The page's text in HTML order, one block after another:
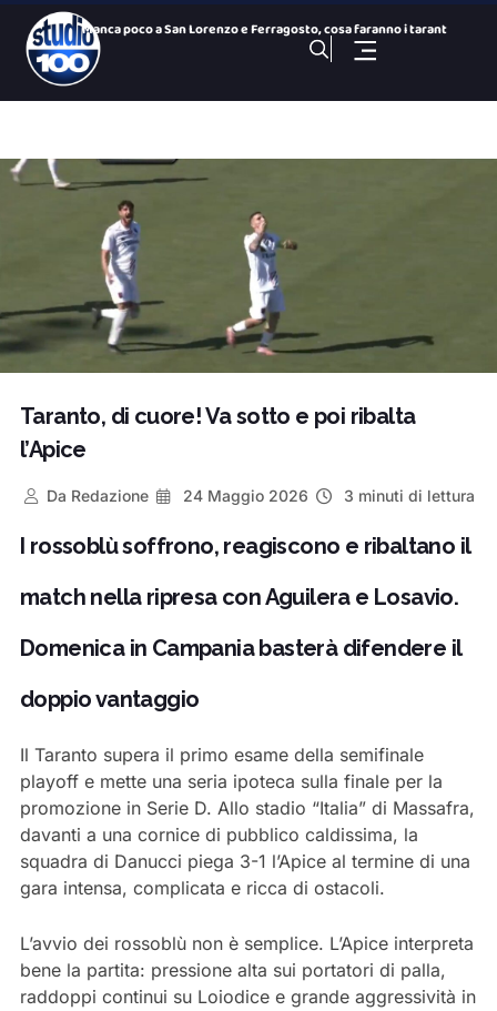
Manca poco a San Lorenzo e Ferragosto, cosa faranno i tarant
Blitz sulle spiagge di Manduria: sequestrati ombrelloni e at
Antiquariato in Valle d’Itria: un quarto di secolo di
Taranto, educatore ai domiciliari: accusato di violenza sess
Andrea a Decaro: “Perché tieni aperto il mostro?&#822
100 NOTIZIE, TG SPORTIVO DEL 9 Agosto 2026. Taranto calcio,
100 NOTIZIE, TG H 14:00 DEL 9 Agosto 2026. Ex Ilva, blitz su
Manduria, ancora un blitz sulle spiagge: via ombrelloni e se
Taranto, al rientro resta il nodo allenamenti: ipotesi Caros
Taranto, di cuore! Va sotto e poi ribalta
l’Apice
Da Redazione 24 Maggio 2026 3 minuti di lettura
I rossoblù soffrono, reagiscono e ribaltano il
match nella ripresa con Aguilera e Losavio.
Domenica in Campania basterà difendere il
doppio vantaggio
Il Taranto supera il primo esame della semifinale
playoff e mette una seria ipoteca sulla finale per la
promozione in Serie D. Allo stadio “Italia” di Massafra,
davanti a una cornice di pubblico caldissima, la
squadra di Danucci piega 3-1 l’Apice al termine di una
gara intensa, complicata e ricca di ostacoli.
L’avvio dei rossoblù non è semplice. L’Apice interpreta
bene la partita: pressione alta sui portatori di palla,
raddoppi continui su Loiodice e grande aggressività in